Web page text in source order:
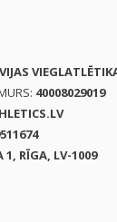
40008029019
1, RĪGA, LV-1009